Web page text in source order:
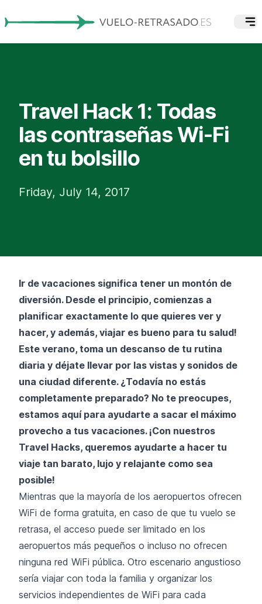
Travel Hack 1: Todas
las contraseñas Wi-Fi
en tu bolsillo
Friday, July 14, 2017
Ir de vacaciones significa tener un montón de
diversión. Desde el principio, comienzas a
planificar exactamente lo que quieres ver y
hacer, y además, viajar es bueno para tu salud!
Este verano, toma un descanso de tu rutina
diaria y déjate llevar por las vistas y sonidos de
una ciudad diferente. ¿Todavía no estás
completamente preparado? No te preocupes,
estamos aquí para ayudarte a sacar el máximo
provecho a tus vacaciones. ¡Con nuestros
Travel Hacks, queremos ayudarte a hacer tu
viaje tan barato, lujo y relajante como sea
posible!
Mientras que la mayoría de los aeropuertos ofrecen
WiFi de forma gratuita, en caso de que tu vuelo se
retrasa, el acceso puede ser limitado en los
aeropuertos más pequeños o incluso no ofrecen
ninguna red WiFi pública. Otro escenario angustioso
sería viajar con toda la familia y organizar los
servicios independientes de WiFi para cada